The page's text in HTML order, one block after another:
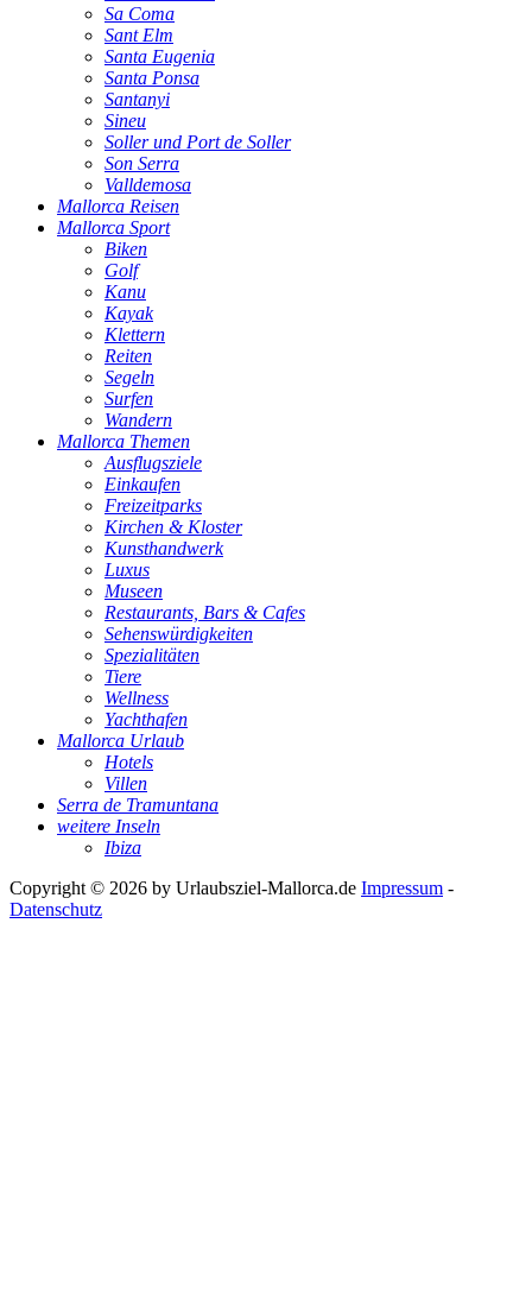
Sa Coma
Sant Elm
Santa Eugenia
Santa Ponsa
Santanyi
Sineu
Soller und Port de Soller
Son Serra
Valldemosa
Mallorca Reisen
Mallorca Sport
Biken
Golf
Kanu
Kayak
Klettern
Reiten
Segeln
Surfen
Wandern
Mallorca Themen
Ausflugsziele
Einkaufen
Freizeitparks
Kirchen & Kloster
Kunsthandwerk
Luxus
Museen
Restaurants, Bars & Cafes
Sehenswürdigkeiten
Spezialitäten
Tiere
Wellness
Yachthafen
Mallorca Urlaub
Hotels
Villen
Serra de Tramuntana
weitere Inseln
Ibiza
Copyright © 2026 by Urlaubsziel-Mallorca.de Impressum -
Datenschutz